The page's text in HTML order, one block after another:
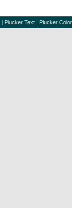
| Plucker Text | Plucker Color